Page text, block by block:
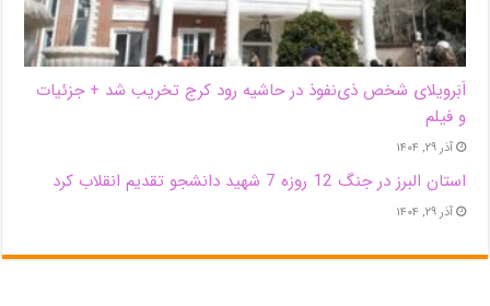
اَبَر‌ویلای شخص ذی‌نفوذ در حاشیه‌ رود کرج تخریب شد + جزئیات
و فیلم
آذر ۲۹, ۱۴۰۴
استان البرز در جنگ 12 روزه 7 شهید دانشجو تقدیم انقلاب کرد
آذر ۲۹, ۱۴۰۴